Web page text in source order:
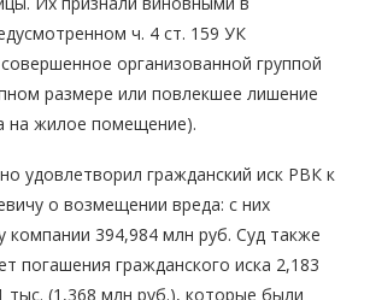
ч. 4 ст. 159 УК
организованной группой
размере или повлекшее лишение
на жилое помещение).
удовлетворил гражданский иск РВК к
о возмещении вреда: с них
компании 394,984 млн руб. Суд также
погашения гражданского иска 2,183
тыс. (1,368 млн руб.), которые были